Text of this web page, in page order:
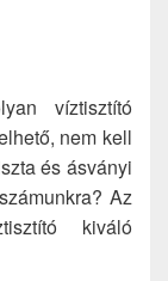
víztisztító
nem kell
és ásványi
Az
kiváló